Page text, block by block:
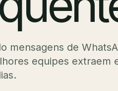
mensagens de
equipes extraem